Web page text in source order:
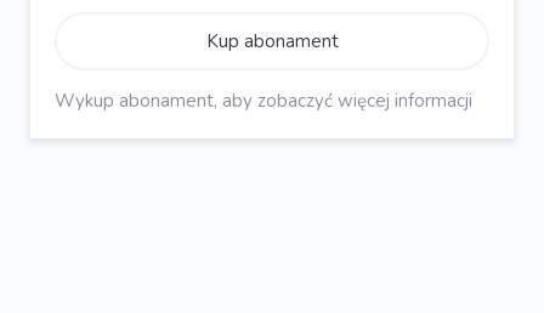
Kup abonament
Wykup abonament, aby zobaczyć więcej informacji